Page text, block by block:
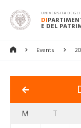
UNIVERSITÀ
DI
E DEL
Events
M T